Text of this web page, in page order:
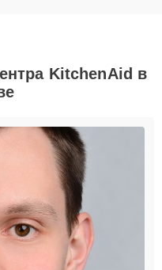
KitchenAid в